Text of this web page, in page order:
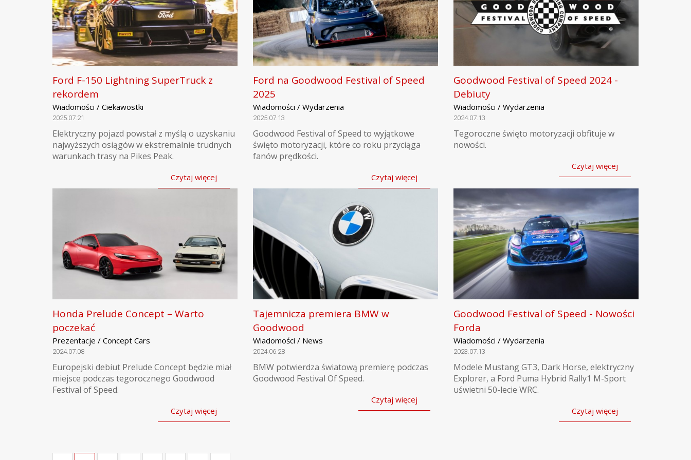
Ford F-150 Lightning SuperTruck z
rekordem
Wiadomości / Ciekawostki
2025.07.21
Elektryczny pojazd powstał z myślą o uzyskaniu
najwyższych osiągów w ekstremalnie trudnych
warunkach trasy na Pikes Peak.
Czytaj więcej
Ford na Goodwood Festival of Speed
2025
Wiadomości / Wydarzenia
2025.07.13
Goodwood Festival of Speed to wyjątkowe
święto motoryzacji, które co roku przyciąga
fanów prędkości.
Czytaj więcej
Goodwood Festival of Speed 2024 -
Debiuty
Wiadomości / Wydarzenia
2024.07.13
Tegoroczne święto motoryzacji obfituje w
nowości.
Czytaj więcej
Honda Prelude Concept – Warto
poczekać
Prezentacje / Concept Cars
2024.07.08
Europejski debiut Prelude Concept będzie miał
miejsce podczas tegorocznego Goodwood
Festival of Speed.
Czytaj więcej
Tajemnicza premiera BMW w
Goodwood
Wiadomości / News
2024.06.28
BMW potwierdza światową premierę podczas
Goodwood Festival Of Speed.
Czytaj więcej
Goodwood Festival of Speed - Nowości
Forda
Wiadomości / Wydarzenia
2023.07.13
Modele Mustang GT3, Dark Horse, elektryczny
Explorer, a Ford Puma Hybrid Rally1 M-Sport
uświetni 50-lecie WRC.
Czytaj więcej